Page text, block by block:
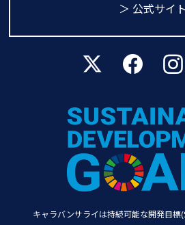
＞ 公式サイト
キャラバンサライは持続可能な開発目標